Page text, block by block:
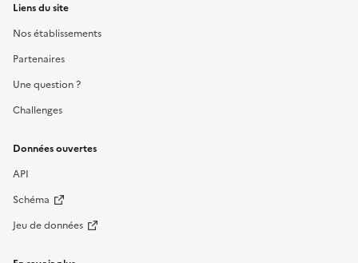
Liens du site
Nos établissements
Partenaires
Une question ?
Challenges
Données ouvertes
API
Schéma
Jeu de données